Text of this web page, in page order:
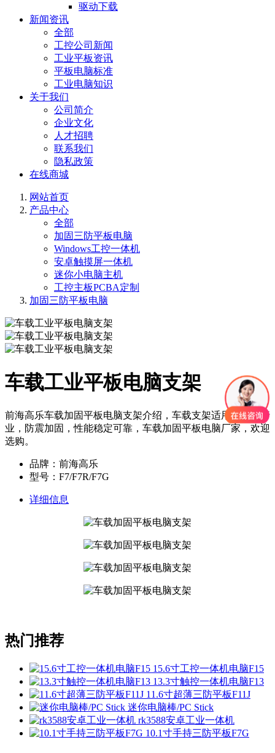
驱动下载
新闻资讯
全部
工控公司新闻
工业平板资讯
平板电脑标准
工业电脑知识
关于我们
公司简介
企业文化
人才招聘
联系我们
隐私政策
在线商城
网站首页
产品中心
全部
加固三防平板电脑
Windows工控一体机
安卓触摸屏一体机
迷你小电脑主机
工控主板PCBA定制
加固三防平板电脑
车载工业平板电脑支架
前海高乐车载加固平板电脑支架介绍，车载支架适用于各个行
业，防震加固，性能稳定可靠，车载加固平板电脑厂家，欢迎
选购。
品牌：前海高乐
型号：F7/F7R/F7G
详细信息
热门推荐
15.6寸工控一体机电脑F15
13.3寸触控一体机电脑F13
11.6寸超薄三防平板F11J
迷你电脑棒/PC Stick
rk3588安卓工业一体机
10.1寸手持三防平板F7G